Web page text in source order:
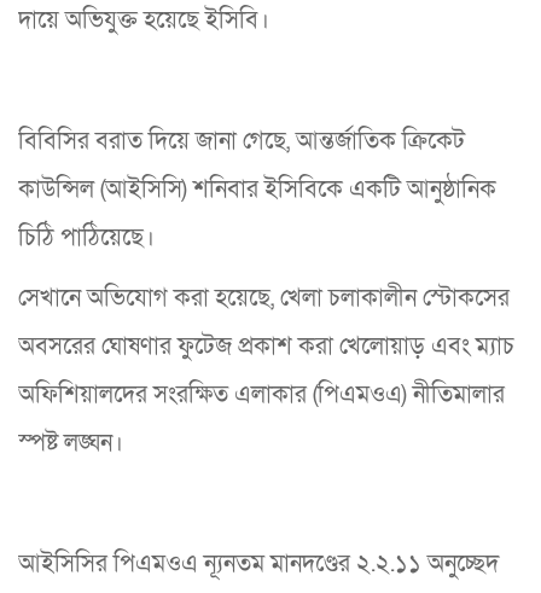
দায়ে অভিযুক্ত হয়েছে ইসিবি।
বিবিসির বরাত দিয়ে জানা গেছে, আন্তর্জাতিক ক্রিকেট
কাউন্সিল (আইসিসি) শনিবার ইসিবিকে একটি আনুষ্ঠানিক
চিঠি পাঠিয়েছে।
সেখানে অভিযোগ করা হয়েছে, খেলা চলাকালীন স্টোকসের
অবসরের ঘোষণার ফুটেজ প্রকাশ করা খেলোয়াড় এবং ম্যাচ
অফিশিয়ালদের সংরক্ষিত এলাকার (পিএমওএ) নীতিমালার
স্পষ্ট লঙ্ঘন।
আইসিসির পিএমওএ ন্যূনতম মানদণ্ডের ২.২.১১ অনুচ্ছেদ